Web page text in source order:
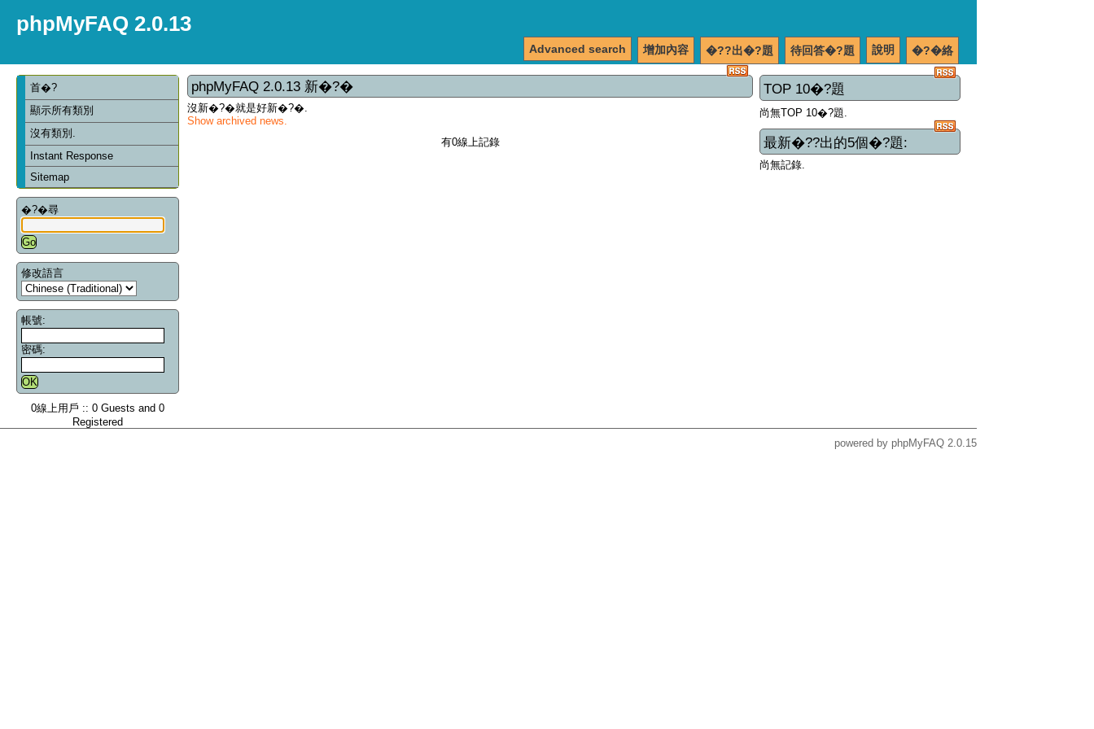
phpMyFAQ 2.0.13
�?�絡
說明
待回答�?題
�??出�?題
增加內容
Advanced search
首�?
顯示所有類別
沒有類別.
Instant Response
Sitemap
�?�尋
修改語言
帳號:
密碼:
0線上用戶 :: 0 Guests and 0
Registered
TOP 10�?題
尚無TOP 10�?題.
最新�??出的5個�?題:
尚無記錄.
phpMyFAQ 2.0.13 新�?�
沒新�?�就是好新�?�.
Show archived news.
有0線上記錄
powered by phpMyFAQ 2.0.15